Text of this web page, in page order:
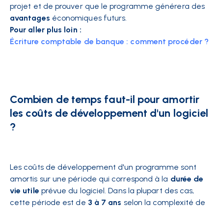
projet et de prouver que le programme générera des
avantages économiques futurs.
Pour aller plus loin :
Écriture comptable de banque : comment procéder ?
Combien de temps faut-il pour amortir
les coûts de développement d'un logiciel
?
Les coûts de développement d'un programme sont
amortis sur une période qui correspond à la durée de
vie utile prévue du logiciel. Dans la plupart des cas,
cette période est de 3 à 7 ans selon la complexité de